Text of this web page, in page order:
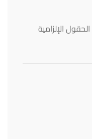
الحقول الإلزامية